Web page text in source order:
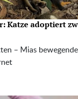
Katze adoptiert
– Mias